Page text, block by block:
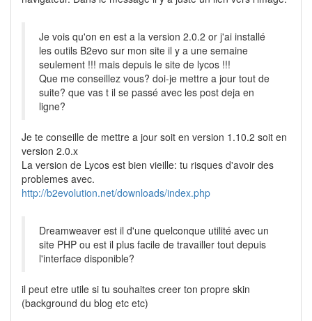
Je vois qu'on en est a la version 2.0.2 or j'ai installé
les outils B2evo sur mon site il y a une semaine
seulement !!! mais depuis le site de lycos !!!
Que me conseillez vous? doi-je mettre a jour tout de
suite? que vas t il se passé avec les post deja en
ligne?
Je te conseille de mettre a jour soit en version 1.10.2 soit en
version 2.0.x
La version de Lycos est bien vieille: tu risques d'avoir des
problemes avec.
http://b2evolution.net/downloads/index.php
Dreamweaver est il d'une quelconque utilité avec un
site PHP ou est il plus facile de travailler tout depuis
l'interface disponible?
il peut etre utile si tu souhaites creer ton propre skin
(background du blog etc etc)